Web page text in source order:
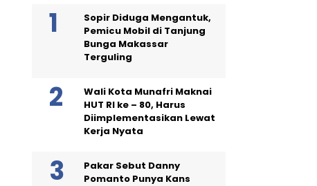
Sopir Diduga Mengantuk,
Pemicu Mobil di Tanjung
Bunga Makassar
Terguling
Wali Kota Munafri Maknai
HUT RI ke – 80, Harus
Diimplementasikan Lewat
Kerja Nyata
Pakar Sebut Danny
Pomanto Punya Kans